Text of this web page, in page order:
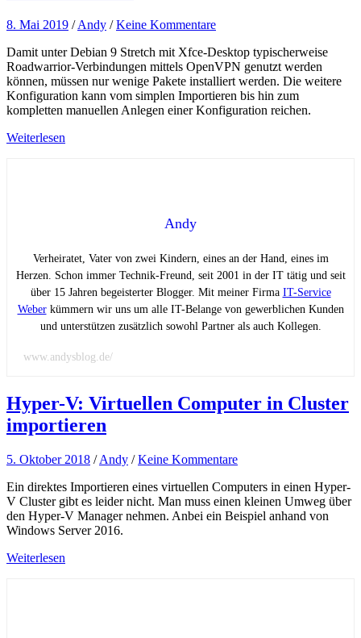
8. Mai 2019 /Andy /Keine Kommentare
Damit unter Debian 9 Stretch mit Xfce-Desktop typischerweise
Roadwarrior-Verbindungen mittels OpenVPN genutzt werden
können, müssen nur wenige Pakete installiert werden. Die weitere
Konfiguration kann vom simplen Importieren bis hin zum
kompletten manuellen Anlegen einer Konfiguration reichen.
Weiterlesen
Andy
Verheiratet, Vater von zwei Kindern, eines an der Hand, eines im
Herzen. Schon immer Technik-Freund, seit 2001 in der IT tätig und seit
über 15 Jahren begeisterter Blogger. Mit meiner Firma IT-Service
Weberkümmern wir uns um alle IT-Belange von gewerblichen Kunden
und unterstützen zusätzlich sowohl Partner als auch Kollegen.
www.andysblog.de/
Hyper-V: Virtuellen Computer in Cluster
importieren
5. Oktober 2018 /Andy /Keine Kommentare
Ein direktes Importieren eines virtuellen Computers in einen Hyper-
V Cluster gibt es leider nicht. Man muss einen kleinen Umweg über
den Hyper-V Manager nehmen. Anbei ein Beispiel anhand von
Windows Server 2016.
Weiterlesen